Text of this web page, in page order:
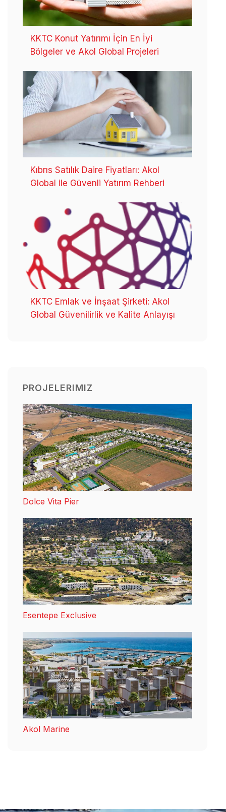
KKTC Konut Yatırımı İçin En İyi
Bölgeler ve Akol Global Projeleri
Kıbrıs Satılık Daire Fiyatları: Akol
Global ile Güvenli Yatırım Rehberi
KKTC Emlak ve İnşaat Şirketi: Akol
Global Güvenilirlik ve Kalite Anlayışı
PROJELERIMIZ
Dolce Vita Pier
Esentepe Exclusive
Akol Marine